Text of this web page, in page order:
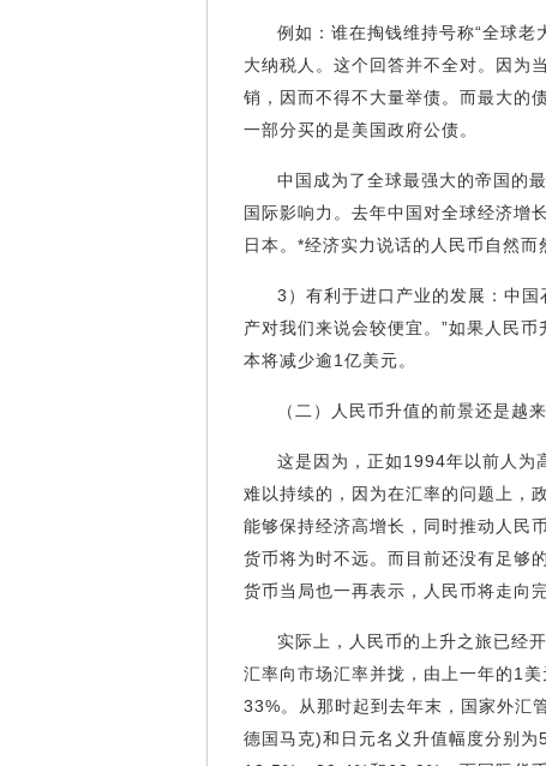
例如：谁在掏钱维持号称“全球老
大纳税人。这个回答并不全对。因为
销，因而不得不大量举债。而最大的
一部分买的是美国政府公债。
中国成为了全球最强大的帝国的
国际影响力。去年中国对全球经济增
日本。*经济实力说话的人民币自然而
3）有利于进口产业的发展：中
产对我们来说会较便宜。”如果人民
本将减少逾1亿美元。
（二）人民币升值的前景还是越
这是因为，正如1994年以前人为
难以持续的，因为在汇率的问题上，
能够保持经济高增长，同时推动人民
货币将为时不远。而目前还没有足够
货币当局也一再表示，人民币将走向
实际上，人民币的上升之旅已经
汇率向市场汇率并拢，由上一年的1
33%。从那时起到去年末，国家外汇
德国马克)和日元名义升值幅度分别